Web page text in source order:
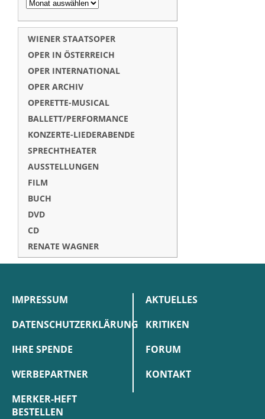
WIENER STAATSOPER
OPER IN ÖSTERREICH
OPER INTERNATIONAL
OPER ARCHIV
OPERETTE-MUSICAL
BALLETT/PERFORMANCE
KONZERTE-LIEDERABENDE
SPRECHTHEATER
AUSSTELLUNGEN
FILM
BUCH
DVD
CD
RENATE WAGNER
IMPRESSUM
DATENSCHUTZERKLÄRUNG
IHRE SPENDE
WERBEPARTNER
MERKER-HEFT
BESTELLEN
AKTUELLES
KRITIKEN
FORUM
KONTAKT